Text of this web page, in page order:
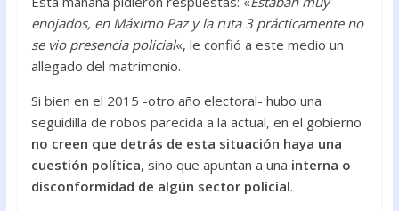
enojados, en Máximo Paz y la ruta 3 prácticamente no
se vio presencia policial«, le confió a este medio un
allegado del matrimonio.
Si bien en el 2015 -otro año electoral- hubo una
seguidilla de robos parecida a la actual, en el gobierno
no creen que detrás de esta situación haya una
cuestión política, sino que apuntan a una interna o
disconformidad de algún sector policial.